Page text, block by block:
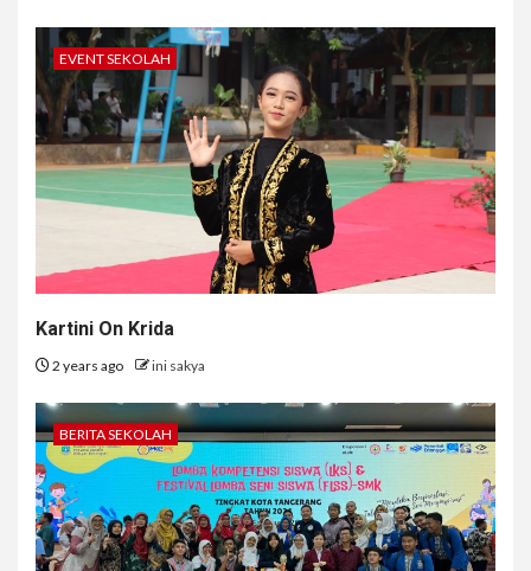
EVENT SEKOLAH
Kartini On Krida
2 years ago ini sakya
BERITA SEKOLAH